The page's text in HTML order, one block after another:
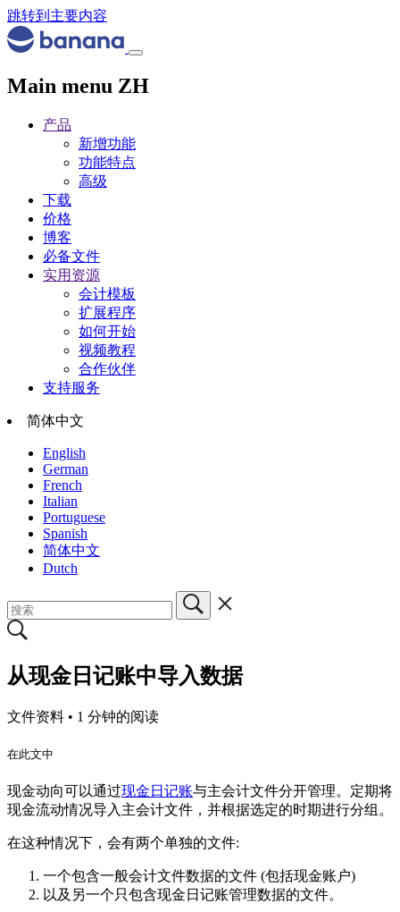
跳转到主要内容
Main menu ZH
产品
新增功能
功能特点
高级
下载
价格
博客
必备文件
实用资源
会计模板
扩展程序
如何开始
视频教程
合作伙伴
支持服务
简体中文
English
German
French
Italian
Portuguese
Spanish
简体中文
Dutch
从现金日记账中导入数据
文件资料 • 1 分钟的阅读
在此文中
现金动向可以通过现金日记账与主会计文件分开管理。定期将
现金流动情况导入主会计文件，并根据选定的时期进行分组。
在这种情况下，会有两个单独的文件:
一个包含一般会计文件数据的文件 (包括现金账户)
以及另一个只包含现金日记账管理数据的文件。